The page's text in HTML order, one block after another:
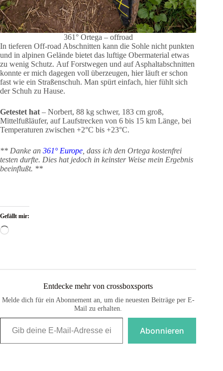
361° Ortega – offroad
In tieferen Off-road Abschnitten kann die Sohle nicht punkten
und in alpinen Gelände bietet das luftige Obermaterial etwas
zu wenig Schutz. Auf Forstwegen und auf Asphaltabschnitten
konnte er mich dagegen voll überzeugen, hier läuft er schon
fast wie ein Straßenschuh. Man spürt einfach, hier fühlt sich
der Schuh zu Hause.
Getestet hat – Norbert, 88 kg schwer, 183 cm groß,
Mittelfußläufer, auf Laufstrecken von 6 bis 15 km Länge, bei
Temperaturen zwischen +2°C bis +23°C.
** Danke an 361° Europe , dass ich den Ortega kostenfrei
testen durfte. Dies hat jedoch in keinster Weise mein Ergebnis
beeinflußt. **
Gefällt mir:
Wird
Entdecke mehr von crossboxsports
Melde dich für ein Abonnement an, um die neuesten Beiträge per E-
Mail zu erhalten.
Gib deine E-Mail-Adresse ein ...
Abonnieren